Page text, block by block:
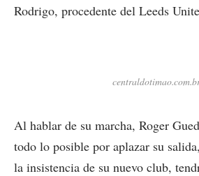
Rodrigo, procedente del Leeds
Al hablar de su marcha, Roger
todo lo posible por aplazar su
la insistencia de su nuevo club,